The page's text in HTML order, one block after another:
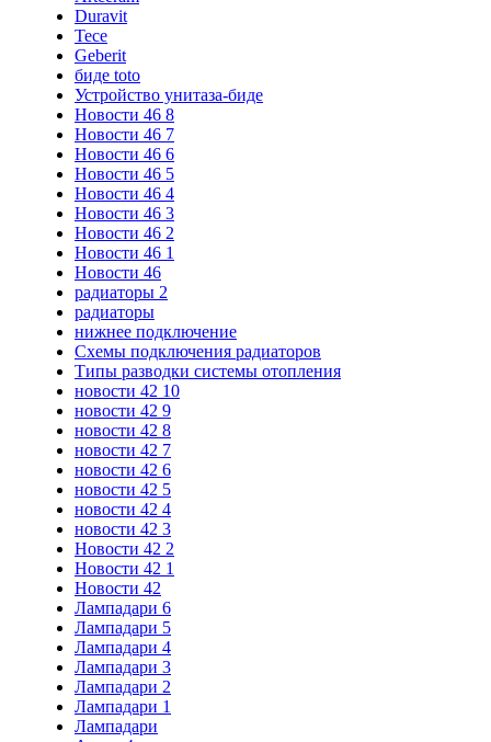
Duravit
Tece
Geberit
биде toto
Устройство унитаза-биде
Новости 46 8
Новости 46 7
Новости 46 6
Новости 46 5
Новости 46 4
Новости 46 3
Новости 46 2
Новости 46 1
Новости 46
радиаторы 2
радиаторы
нижнее подключение
Схемы подключения радиаторов
Типы разводки системы отопления
новости 42 10
новости 42 9
новости 42 8
новости 42 7
новости 42 6
новости 42 5
новости 42 4
новости 42 3
Новости 42 2
Новости 42 1
Новости 42
Лампадари 6
Лампадари 5
Лампадари 4
Лампадари 3
Лампадари 2
Лампадари 1
Лампадари